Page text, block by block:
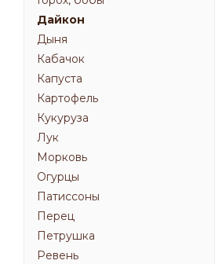
Дайкон
Дыня
Кабачок
Капуста
Картофель
Кукуруза
Лук
Морковь
Огурцы
Патиссоны
Перец
Петрушка
Ревень